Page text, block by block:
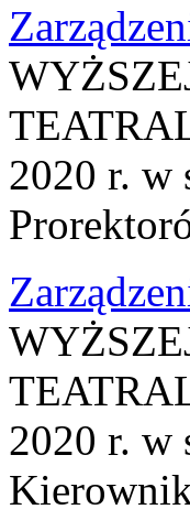
2020 r. w
2020 r. w